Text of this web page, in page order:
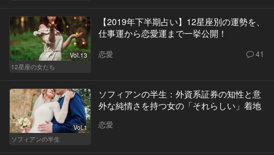
Vol.13
12星座の女たち
【2019年下半期占い】12星座別の運勢を、
仕事運から恋愛運まで一挙公開！
恋愛 41
Vol.1
ソフィアンの半生
ソフィアンの半生：外資系証券の知性と意
外な純情さを持つ女の「それらしい」着地
恋愛